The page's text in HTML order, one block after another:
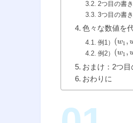
2つ目の書
3つ目の書
色々な数値を
例1） (w1 ,
例2） (w1 ,
おまけ：2つ
おわりに